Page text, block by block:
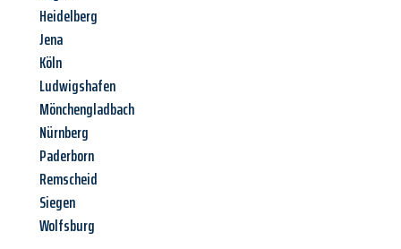
Heidelberg
Jena
Köln
Ludwigshafen
Mönchengladbach
Nürnberg
Paderborn
Remscheid
Siegen
Wolfsburg